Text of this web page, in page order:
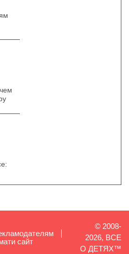
сайт
© 2008-
2026, ВСЕ
О ДЕТЯХ™